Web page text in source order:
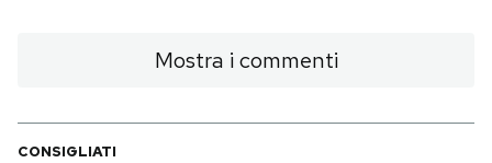
Mostra i commenti
CONSIGLIATI